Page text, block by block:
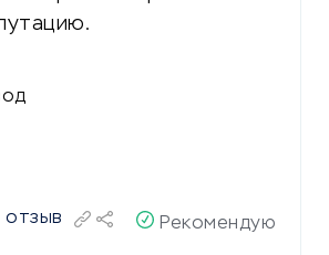
отзыв Рекомендую